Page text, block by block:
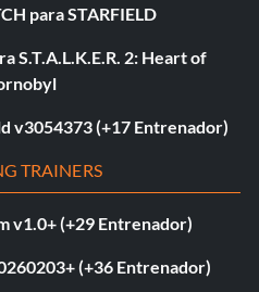
para STARFIELD
S.T.A.L.K.E.R. 2: Heart of
v3054373 (+17 Entrenador)
TRAINERS
v1.0+ (+29 Entrenador)
(+36 Entrenador)